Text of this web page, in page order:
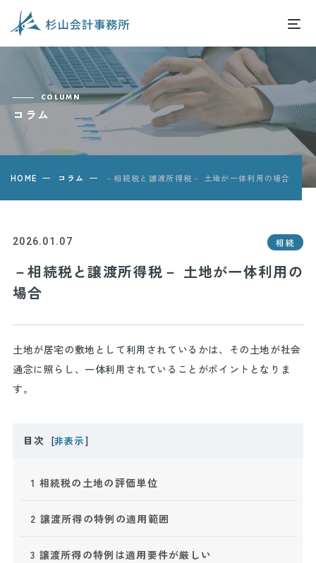
column
コラム
HOME コラム －相続税と譲渡所得税－ 土地が一体利用の場合
2026.01.07 相続
－相続税と譲渡所得税－ 土地が一体利用の
場合
土地が居宅の敷地として利用されているかは、その土地が社会
通念に照らし、一体利用されていることがポイントとなりま
す。
目次 [非表示]
1 相続税の土地の評価単位
2 譲渡所得の特例の適用範囲
3 譲渡所得の特例は適用要件が厳しい